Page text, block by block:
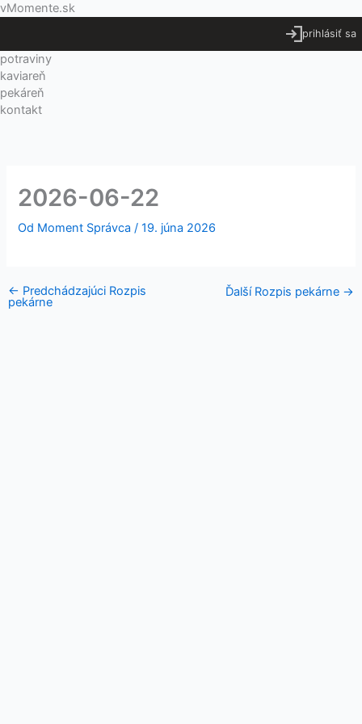
Preskočiť
vMomente.sk
prihlásiť sa
Menu
potraviny
kaviareň
pekáreň
kontakt
2026-06-22
Od Moment Správca/19. júna 2026
← Predchádzajúci Rozpis
pekárne
Ďalší Rozpis pekárne →